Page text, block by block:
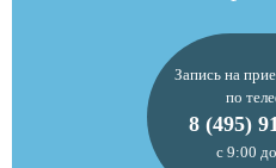
Запись на
по
8 (495)
с 9:00